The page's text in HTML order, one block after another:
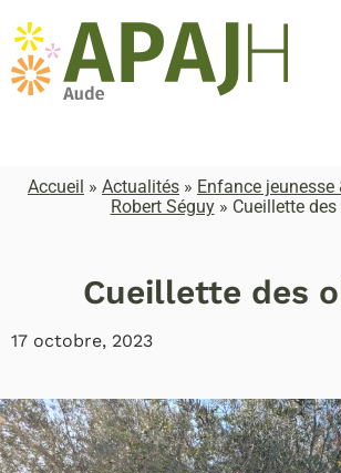
Accueil » Actualités » Enfance jeunesse
Robert Séguy» Cueillette
Cueillette des
17 octobre, 2023